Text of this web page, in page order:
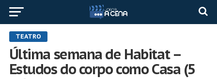
TEATRO
Última semana de Habitat –
Estudos do corpo como Casa (5